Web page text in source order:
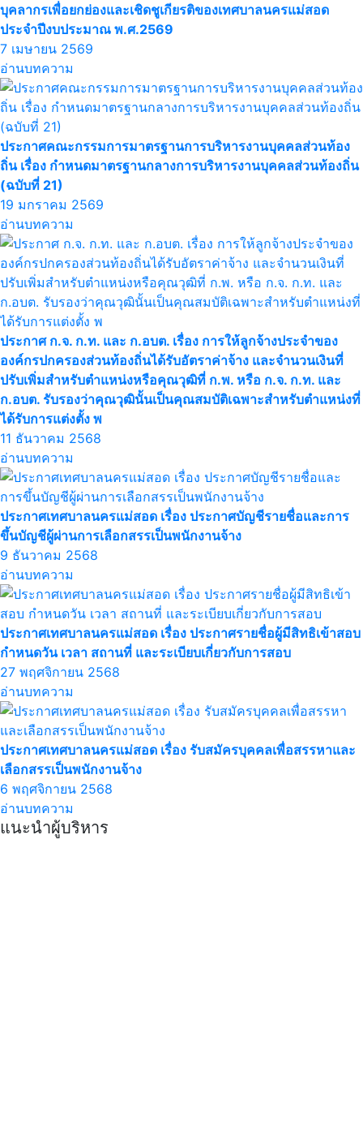
บุคลากรเพื่อยกย่องและเชิดชูเกียรติของเทศบาลนครแม่สอด
ประจำปีงบประมาณ พ.ศ.2569
7 เมษายน 2569
อ่านบทความ
ประกาศคณะกรรมการมาตรฐานการบริหารงานบุคคลส่วนท้อง
ถิ่น เรื่อง กำหนดมาตรฐานกลางการบริหารงานบุคคลส่วนท้องถิ่น
(ฉบับที่ 21)
19 มกราคม 2569
อ่านบทความ
ประกาศ ก.จ. ก.ท. และ ก.อบต. เรื่อง การให้ลูกจ้างประจำของ
องค์กรปกครองส่วนท้องถิ่นได้รับอัตราค่าจ้าง และจำนวนเงินที่
ปรับเพิ่มสำหรับตำแหน่งหรือคุณวุฒิที่ ก.พ. หรือ ก.จ. ก.ท. และ
ก.อบต. รับรองว่าคุณวุฒินั้นเป็นคุณสมบัติเฉพาะสำหรับตำแหน่งที่
ได้รับการแต่งตั้ง พ
11 ธันวาคม 2568
อ่านบทความ
ประกาศเทศบาลนครแม่สอด เรื่อง ประกาศบัญชีรายชื่อและการ
ขึ้นบัญชีผู้ผ่านการเลือกสรรเป็นพนักงานจ้าง
9 ธันวาคม 2568
อ่านบทความ
ประกาศเทศบาลนครแม่สอด เรื่อง ประกาศรายชื่อผู้มีสิทธิเข้าสอบ
กำหนดวัน เวลา สถานที่ และระเบียบเกี่ยวกับการสอบ
27 พฤศจิกายน 2568
อ่านบทความ
ประกาศเทศบาลนครแม่สอด เรื่อง รับสมัครบุคคลเพื่อสรรหาและ
เลือกสรรเป็นพนักงานจ้าง
6 พฤศจิกายน 2568
อ่านบทความ
แนะนำผู้บริหาร